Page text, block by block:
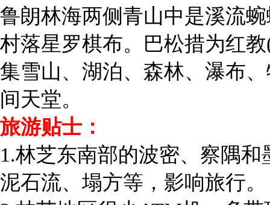
鲁朗林海两侧青山中是溪流
村落星罗棋布。巴松措为红
集雪山、湖泊、森林、瀑布
间天堂。
旅游贴士：
1.林芝东南部的波密、察隅
泥石流、塌方等，影响旅行。